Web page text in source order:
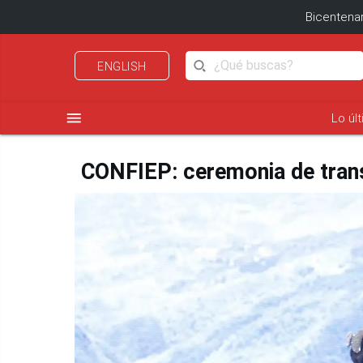
ENGLISH
menu Lo
CONFIEP: ceremonia de